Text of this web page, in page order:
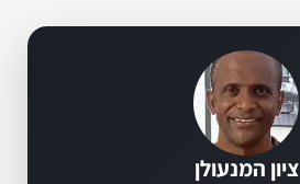
ציון המנעולן